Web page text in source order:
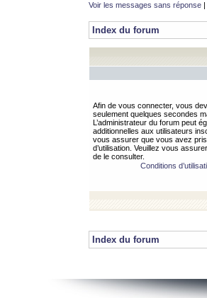
Voir les messages sans réponse |
Index du forum
Afin de vous connecter, vous
seulement quelques secondes
L’administrateur du forum peut
additionnelles aux utilisateurs
vous assurer que vous avez
d’utilisation. Veuillez vous
de le consulter.
Conditions
Index du forum